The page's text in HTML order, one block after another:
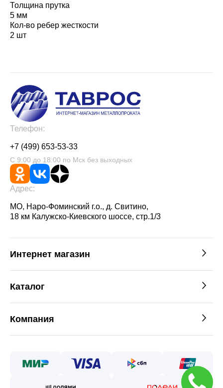
Толщина прутка
5 мм
Кол-во ребер жесткости
2 шт
Телефон:
+7 (499) 653-53-33
С 9:00 до 18:00 по Мск без выходных
Адрес:
МО, Наро-Фоминский г.о., д. Свитино,
18 км Калужско-Киевского шоссе, стр.1/3
Интернет магазин
Каталог
Компания